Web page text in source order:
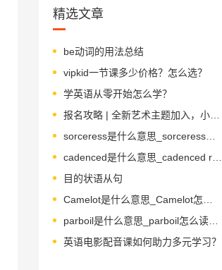
精选文章
be动词的用法总结
vipkid一节课多少价格？怎么选？
学英语从零开始怎么学？
报名攻略 | 全新艺术主题加入，小创造者联盟限量名额开抢！
sorceress是什么意思_sorceress怎么读_音标ˈsɔ-sərəs
cadenced是什么意思_cadenced read
目的状语从句
parboil是什么意思_parboil怎么读_音标'pɑ-bɒil
英语电影配音课如何助力多元学习？